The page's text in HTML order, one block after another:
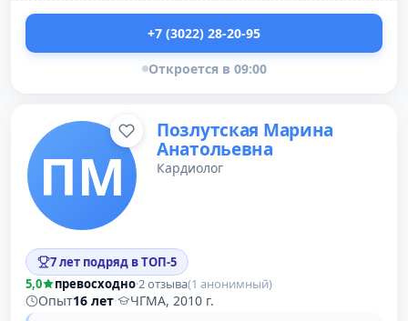
+7 (3022) 28-20-95
Откроется в 09:00
ПМ
Позлутская Марина
Анатольевна
Кардиолог
7 лет подряд в ТОП-5
5,0
превосходно·2 отзыва(1 анонимный)
Опыт16 лет· ЧГМА, 2010 г.